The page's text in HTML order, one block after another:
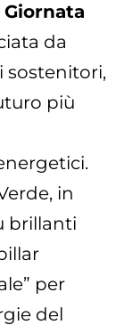
Giornata
da
sostenitori,
più
in
brillanti
per
del